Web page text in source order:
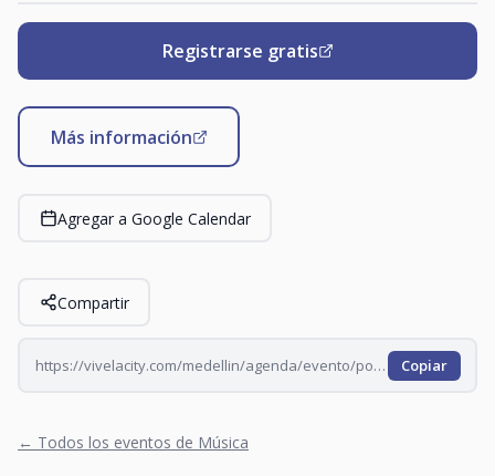
Registrarse gratis
Más información
Agregar a Google Calendar
Compartir
https://vivelacity.com/medellin/agenda/evento/ponte-salsa-en-familia-2026-08-09 Copiar
← Todos los eventos de Música